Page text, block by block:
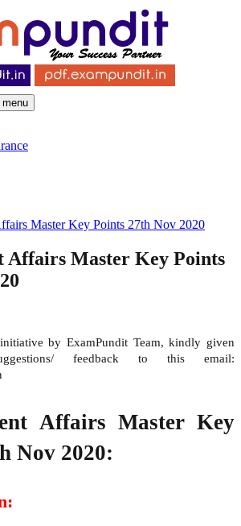
Master Key Points 27th Nov 2020
Affairs Master Key Points
by ExamPundit Team, kindly given
feedback to this email:
Affairs Master Key
Nov 2020: